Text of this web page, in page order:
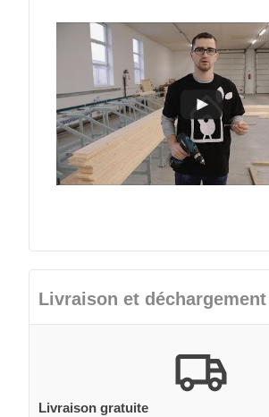
Livraison et déchargement
Livraison gratuite